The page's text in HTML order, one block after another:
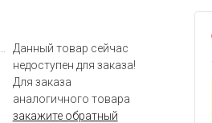
Данный товар сейчас
недоступен для заказа!
Для заказа
аналогичного товара
закажите обратный